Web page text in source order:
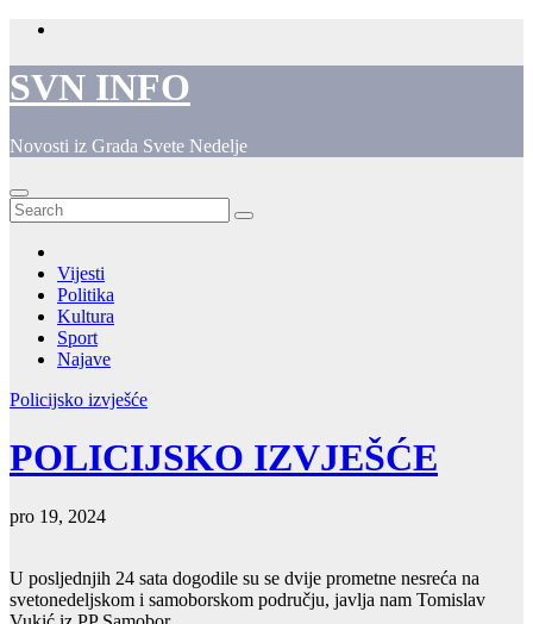
Skip
content
SVN INFO
Novosti iz Grada Svete Nedelje
Vijesti
Politika
Kultura
Sport
Najave
Policijsko izvješće
POLICIJSKO IZVJEŠĆE
pro 19, 2024
U posljednjih 24 sata dogodile su se dvije prometne nesreća na
svetonedeljskom i samoborskom području, javlja nam Tomislav